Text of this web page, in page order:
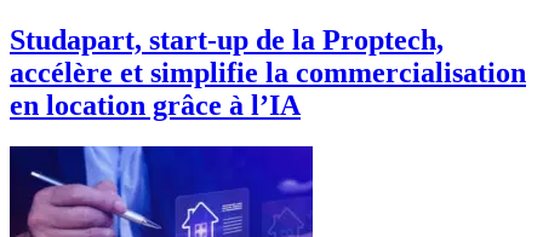
Studapart, start-up de la Proptech,
accélère et simplifie la commercialisation
en location grâce à l’IA